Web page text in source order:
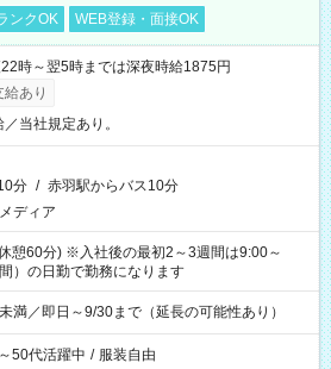
ンクOK WEB登録・面接OK
時～翌5時までは深夜時給1875円
あり
当社規定あり。
分 / 赤羽駅からバス10分
ディア
憩60分) ※入社後の最初2～3週間は9:00～
）の日勤で勤務になります
満／即日～9/30まで（延長の可能性あり）
50代活躍中 / 服装自由